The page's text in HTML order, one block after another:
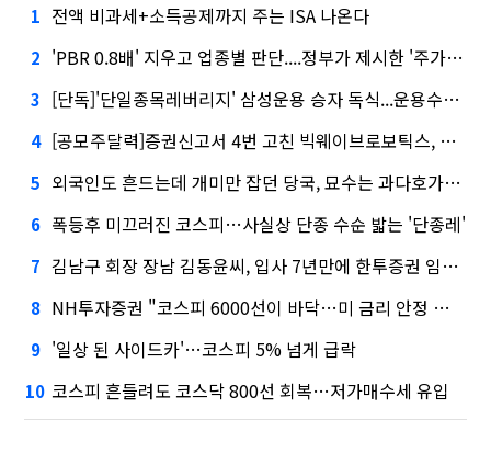
1 전액 비과세+소득공제까지 주는 ISA 나온다
2 'PBR 0.8배' 지우고 업종별 판단....정부가 제시한 '주가 누르기' 방지법
3 [단독]'단일종목레버리지' 삼성운용 승자 독식...운용수익 미래에셋의 6배
4 [공모주달력]증권신고서 4번 고친 빅웨이브로보틱스, 수요예측
5 외국인도 흔드는데 개미만 잡던 당국, 묘수는 과다호가부담금?
6 폭등후 미끄러진 코스피…사실상 단종 수순 밟는 '단종레'
7 김남구 회장 장남 김동윤씨, 입사 7년만에 한투증권 임원 승진
8 NH투자증권 "코스피 6000선이 바닥…미 금리 안정 후 추가 회복"
9 '일상 된 사이드카'…코스피 5% 넘게 급락
10 코스피 흔들려도 코스닥 800선 회복…저가매수세 유입